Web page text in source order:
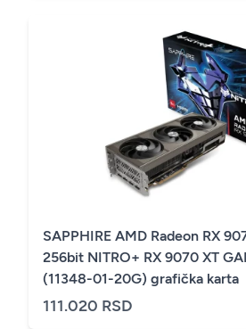
SAPPHIRE AMD Radeon RX
256bit NITRO+ RX 9070 XT
(11348-01-20G) grafička karta
111.020 RSD